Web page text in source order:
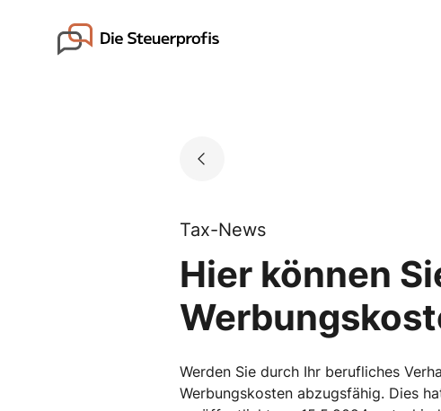
Go to landing page.
Tax-News
Hier können
Werden Sie durch Ihr berufliches
Werbungskosten abzugsfähig. Dies